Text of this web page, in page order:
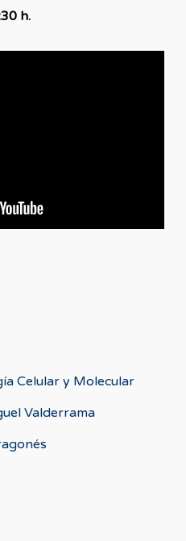
h.
Celular y Molecular
Valderrama